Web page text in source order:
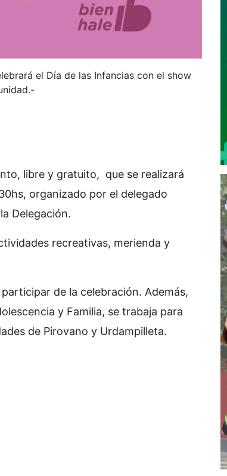
el Día de las Infancias con el show
libre y gratuito, que se realizará
organizado por el delegado
Delegación.
recreativas, merienda y
de la celebración. Además,
y Familia, se trabaja para
de Pirovano y Urdampilleta.